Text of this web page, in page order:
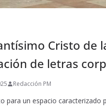
Cristo de
de letras
Redacción PM
para un espacio caracterizado